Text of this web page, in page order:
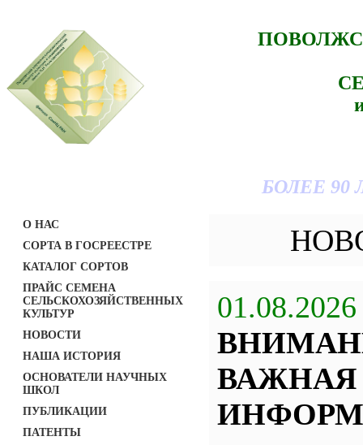
БОЛЕЕ
О НАС
СОРТА В ГОСРЕЕСТРЕ
КАТАЛОГ СОРТОВ
ПРАЙС СЕМЕНА
СЕЛЬСКОХОЗЯЙСТВЕННЫХ
КУЛЬТУР
НОВОСТИ
НАША ИСТОРИЯ
ОСНОВАТЕЛИ НАУЧНЫХ
ШКОЛ
ПУБЛИКАЦИИ
ПАТЕНТЫ
01.08.2026
ВАЖНАЯ